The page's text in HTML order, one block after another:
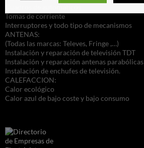
Tomas de corriente
Interruptores y todo tipo de mecanismos
ANTENAS:
(Todas las marcas: Televes, Fringe ,…)
Instalación y reparación de televisión TDT
Instalación y reparación antenas parabólicas
Instalación de enchufes de televisión.
CALEFACCION:
Calor ecológico
Calor azul de bajo coste y bajo consumo